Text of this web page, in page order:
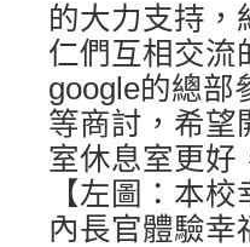
的大力支持，
仁們互相交流
google的總部
等商討，希望
室休息室更好
【左圖：本
內長官體驗幸